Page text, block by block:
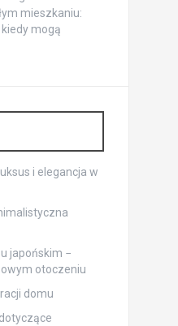
mieszkaniu:
mogą
i elegancja w
japońskim −
otoczeniu
domu